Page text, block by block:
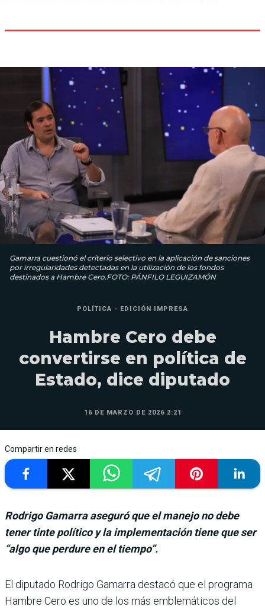
Gamarra cuestionó el criterio selectivo en la aplicación de sanciones
por irregularidades detectadas en la utilización de los fondos
destinados a Hambre Cero.FOTO: PÁNFILO LEGUIZAMÓN
POLÍTICA - EDICIÓN IMPRESA
Hambre Cero debe
convertirse en política de
Estado, dice diputado
16 DE MARZO DE 2026 2:21
Compartir en redes
Rodrigo Gamarra aseguró que el manejo no debe
tener tinte político y la implementación tiene que ser
“algo que perdure en el tiempo”.
El diputado Rodrigo Gamarra destacó que el programa
Hambre Cero es uno de los más emble­máticos del